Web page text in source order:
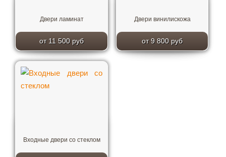
Двери ламинат
от 11 500 руб
Двери винилискожа
от 9 800 руб
Входные двери со стеклом